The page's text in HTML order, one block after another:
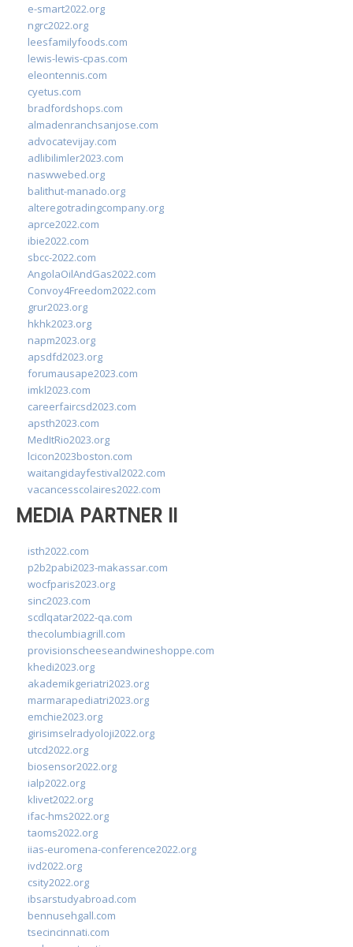
e-smart2022.org
ngrc2022.org
leesfamilyfoods.com
lewis-lewis-cpas.com
eleontennis.com
cyetus.com
bradfordshops.com
almadenranchsanjose.com
advocatevijay.com
adlibilimler2023.com
naswwebed.org
balithut-manado.org
alteregotradingcompany.org
aprce2022.com
ibie2022.com
sbcc-2022.com
AngolaOilAndGas2022.com
Convoy4Freedom2022.com
grur2023.org
hkhk2023.org
napm2023.org
apsdfd2023.org
forumausape2023.com
imkl2023.com
careerfaircsd2023.com
apsth2023.com
MedItRio2023.org
lcicon2023boston.com
waitangidayfestival2022.com
vacancesscolaires2022.com
MEDIA PARTNER II
isth2022.com
p2b2pabi2023-makassar.com
wocfparis2023.org
sinc2023.com
scdlqatar2022-qa.com
thecolumbiagrill.com
provisionscheeseandwineshoppe.com
khedi2023.org
akademikgeriatri2023.org
marmarapediatri2023.org
emchie2023.org
girisimselradyoloji2022.org
utcd2022.org
biosensor2022.org
ialp2022.org
klivet2022.org
ifac-hms2022.org
taoms2022.org
iias-euromena-conference2022.org
ivd2022.org
csity2022.org
ibsarstudyabroad.com
bennusehgall.com
tsecincinnati.com